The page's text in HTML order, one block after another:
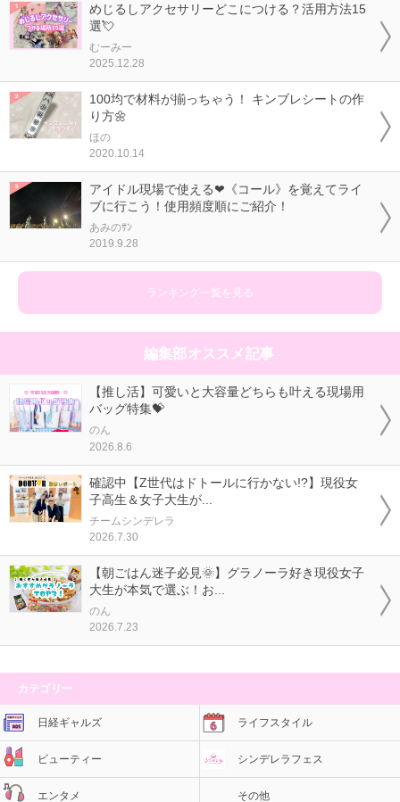
めじるしアクセサリーどこにつける？活用方法15
選💘
むーみー
2025.12.28
100均で材料が揃っちゃう！ キンブレシートの作
り方🌼
ほの
2020.10.14
アイドル現場で使える❤《コール》を覚えてライ
ブに行こう！使用頻度順にご紹介！
あみのｻﾝ
2019.9.28
ランキング一覧を見る
編集部オススメ記事
【推し活】可愛いと大容量どちらも叶える現場用
バッグ特集💝
のん
2026.8.6
確認中【Z世代はドトールに行かない!?】現役女
子高生＆女子大生が...
チームシンデレラ
2026.7.30
【朝ごはん迷子必見🌞】グラノーラ好き現役女子
大生が本気で選ぶ！お...
のん
2026.7.23
カテゴリー
日経ギャルズ ライフスタイル
ビューティー シンデレラフェス
エンタメ その他